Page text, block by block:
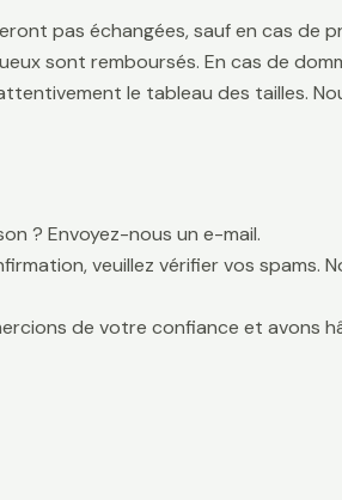
pas échangées, sauf en cas de
sont remboursés. En cas de
le tableau des tailles.
? Envoyez-nous un e-mail.
veuillez vérifier vos spams.
de votre confiance et avons